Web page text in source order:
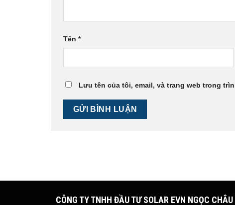
Tên *
Lưu tên của tôi, email, và trang web trong
CÔNG TY TNHH ĐẦU TƯ SOLAR EVN NGỌC CHÂU